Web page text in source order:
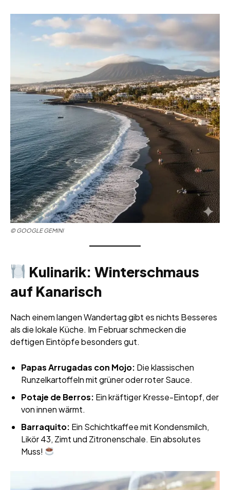
© GOOGLE GEMINI
Kulinarik: Winterschmaus
auf Kanarisch
Nach einem langen Wandertag gibt es nichts Besseres
als die lokale Küche. Im Februar schmecken die
deftigen Eintöpfe besonders gut.
Papas Arrugadas con Mojo: Die klassischen
Runzelkartoffeln mit grüner oder roter Sauce.
Potaje de Berros: Ein kräftiger Kresse-Eintopf, der
von innen wärmt.
Barraquito: Ein Schichtkaffee mit Kondensmilch,
Likör 43, Zimt und Zitronenschale. Ein absolutes
Muss!